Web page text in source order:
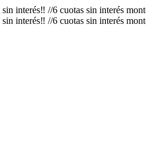
interés‼️ //6 cuotas sin interés
interés‼️ //6 cuotas sin interés